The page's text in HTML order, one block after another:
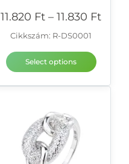
11.820 Ft – 11.830 Ft
Cikkszám: R-DS0001
Select options